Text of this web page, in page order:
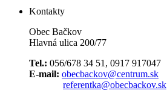
Kontakty
Obec Bačkov
Hlavná ulica 200/77
Tel.: 056/678 34 51, 0917 917047
E-mail: obecbackov@centrum.sk
referentka@obecbackov.sk